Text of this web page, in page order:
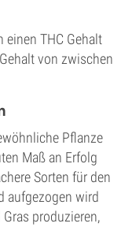
einen THC Gehalt
von zwischen
Pflanze
Maß an Erfolg
Sorten für den
aufgezogen wird
produzieren,